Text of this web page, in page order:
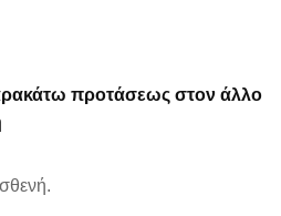
προτάσεως στον άλλο